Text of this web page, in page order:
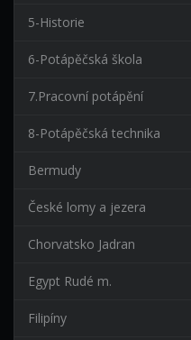
5-Historie
6-Potápěčská škola
7.Pracovní potápění
8-Potápěčská technika
Bermudy
České lomy a jezera
Chorvatsko Jadran
Egypt Rudé m.
Filipíny